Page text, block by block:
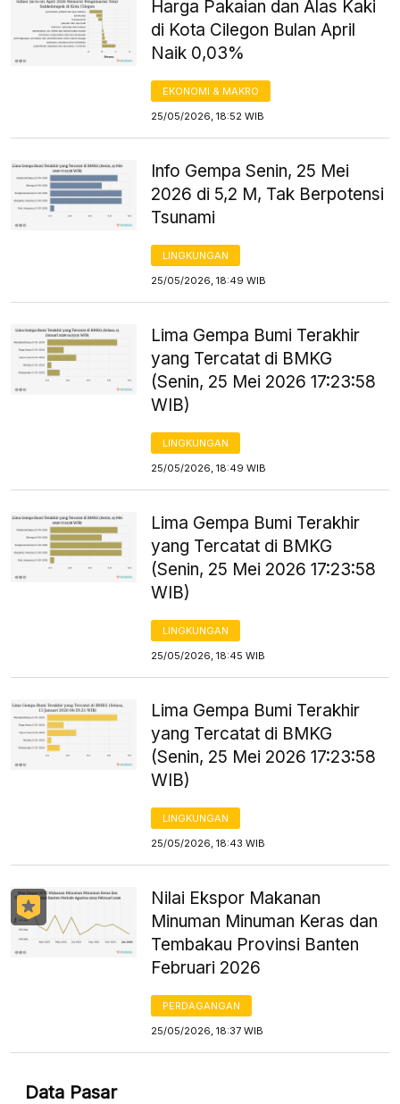
Harga Pakaian dan Alas Kaki
di Kota Cilegon Bulan April
Naik 0,03%
EKONOMI & MAKRO
25/05/2026, 18:52 WIB
Info Gempa Senin, 25 Mei
2026 di 5,2 M, Tak Berpotensi
Tsunami
LINGKUNGAN
25/05/2026, 18:49 WIB
Lima Gempa Bumi Terakhir
yang Tercatat di BMKG
(Senin, 25 Mei 2026 17:23:58
WIB)
LINGKUNGAN
25/05/2026, 18:49 WIB
Lima Gempa Bumi Terakhir
yang Tercatat di BMKG
(Senin, 25 Mei 2026 17:23:58
WIB)
LINGKUNGAN
25/05/2026, 18:45 WIB
Lima Gempa Bumi Terakhir
yang Tercatat di BMKG
(Senin, 25 Mei 2026 17:23:58
WIB)
LINGKUNGAN
25/05/2026, 18:43 WIB
Nilai Ekspor Makanan
Minuman Minuman Keras dan
Tembakau Provinsi Banten
Februari 2026
PERDAGANGAN
25/05/2026, 18:37 WIB
Data Pasar